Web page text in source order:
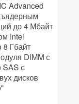
Advanced
до 4 Мбайт
Intel
8 Гбайт
DIMM с
SAS с
дисков